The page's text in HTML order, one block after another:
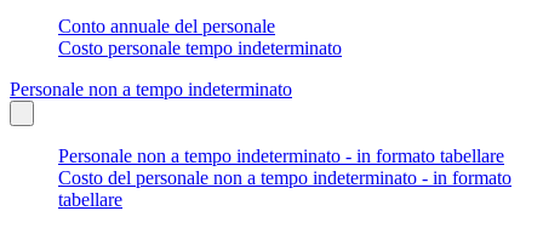
Conto annuale del personale
Costo personale tempo indeterminato
Personale non a tempo indeterminato
Personale non a tempo indeterminato - in formato tabellare
Costo del personale non a tempo indeterminato - in formato
tabellare